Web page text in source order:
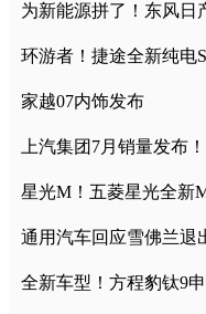
为新能源拼了！东风日
环游者！捷途全新纯电
家越07内饰发布
上汽集团7月销量发布！
星光M！五菱星光全新
通用汽车回应雪佛兰退
全新车型！方程豹钛9